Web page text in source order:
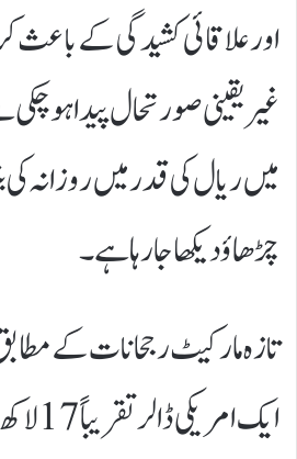
اور علاقائی کشیدگی کے باعث
غیر یقینی صورتحال پیدا ہو
میں ریال کی قدر میں روزانہ کی
چڑھاؤ دیکھا جا رہا ہے۔
تازہ مارکیٹ رجحانات کے